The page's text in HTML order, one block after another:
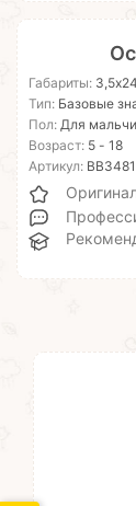
Габариты:
Тип: Базовые
Пол: Для
Возраст: 5 - 18
Артикул: ВВ3481